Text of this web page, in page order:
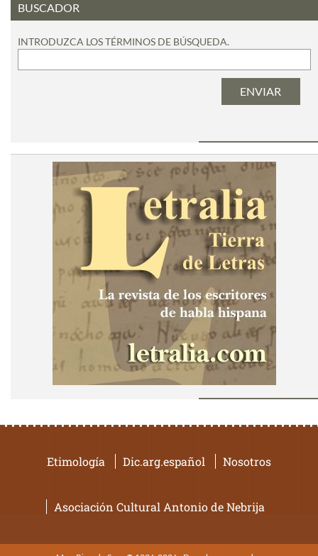
BUSCADOR
INTRODUZCA LOS TÉRMINOS DE BÚSQUEDA.
Etimología Dic.arg.español Nosotros
Asociación Cultural Antonio de Nebrija